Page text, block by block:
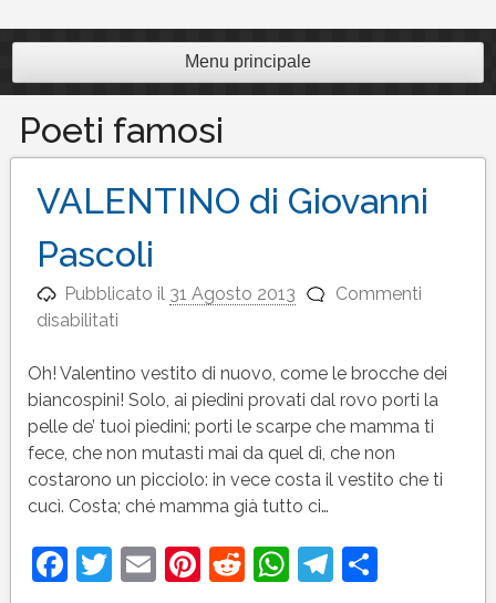
Menu principale
Poeti famosi
VALENTINO di Giovanni
Pascoli
Pubblicato il 31 Agosto 2013
Commenti
disabilitatisu
di
Giovanni
Pascoli
Oh! Valentino vestito di nuovo, come le brocche dei
biancospini! Solo, ai piedini provati dal rovo porti la
pelle de’ tuoi piedini; porti le scarpe che mamma ti
fece, che non mutasti mai da quel dì, che non
costarono un picciolo: in vece costa il vestito che ti
cucì. Costa; ché mamma già tutto ci…
Facebook
Twitter
EmailPinterest
Reddit
WhatsApp
Telegram